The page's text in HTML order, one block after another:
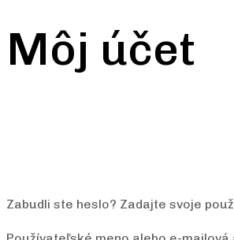
Môj účet
Zabudli ste heslo? Zadajte svoje